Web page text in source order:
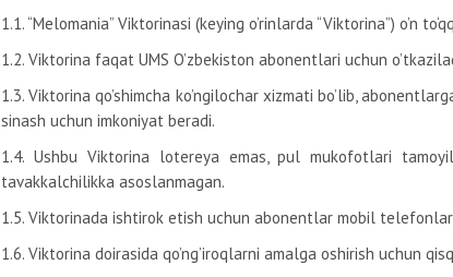
1.1. “Melomania” Viktorinasi (keying o’rinlarda “Viktorina”) o’n
1.2. Viktorina faqat UMS O’zbekiston abonentlari uchun
1.3. Viktorina qo’shimcha ko’ngilochar xizmati bo’lib,
sinash uchun imkoniyat beradi.
1.4. Ushbu Viktorina lotereya emas, pul mukofotlari
tavakkalchilikka asoslanmagan.
1.5. Viktorinada ishtirok etish uchun abonentlar mobil
1.6. Viktorina doirasida qo’ng’iroqlarni amalga oshirish uchun